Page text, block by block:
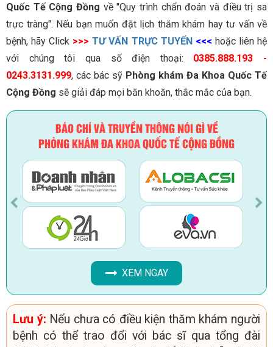
Quốc Tế Cộng Đồng về "Quy trình chẩn đoán và điều trị sa
trực tràng". Nếu bạn muốn đặt lịch thăm khám hay tư vấn về
bệnh, hãy Click >>> TƯ VẤN TRỰC TUYẾN <<< hoặc liên hệ
với chúng tôi qua số điện thoại: 0385.888.193 -
0243.3131.999, các bác sỹ Phòng khám Đa Khoa Quốc Tế
Cộng Đồng sẽ giải đáp mọi băn khoăn, thắc mắc của bạn.
BÁO CHÍ VÀ TRUYỀN THÔNG NÓI GÌ VỀ
PHÒNG KHÁM ĐA KHOA QUỐC TẾ CỘNG ĐỒNG
XEM NGAY
Lưu ý: Nếu chưa có điều kiện thăm khám người
bệnh có thể trao đổi với bác sĩ qua tổng đài